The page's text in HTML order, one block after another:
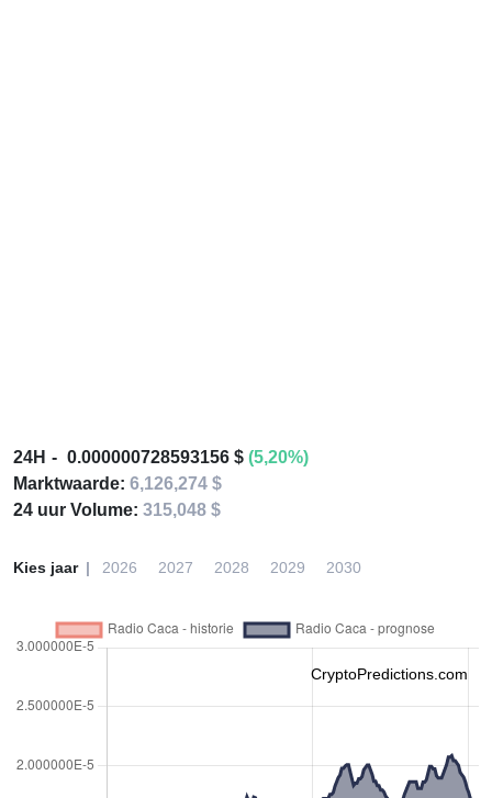
24H 0.000000728593156 $ (5,20%)
Marktwaarde: 6,126,274 $
24 uur Volume: 315,048 $
Kies jaar 2026 2027 2028 2029 2030
CryptoPredictions.com